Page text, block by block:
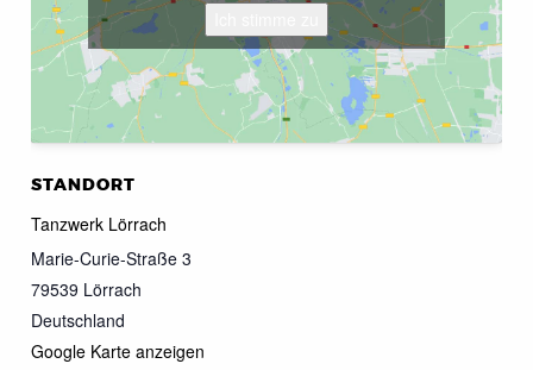
STANDORT
Tanzwerk Lörrach
Marie-Curie-Straße 3
79539 Lörrach
Deutschland
Google Karte anzeigen